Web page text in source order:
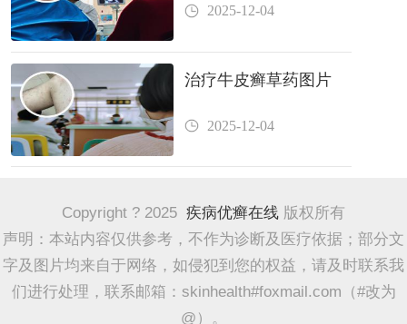
2025-12-04
治疗牛皮癣草药图片
2025-12-04
Copyright ? 2025 疾病优癣在线 版权所有
声明：本站内容仅供参考，不作为诊断及医疗依据；部分文
字及图片均来自于网络，如侵犯到您的权益，请及时联系我
们进行处理，联系邮箱：skinhealth#foxmail.com（#改为
@）。